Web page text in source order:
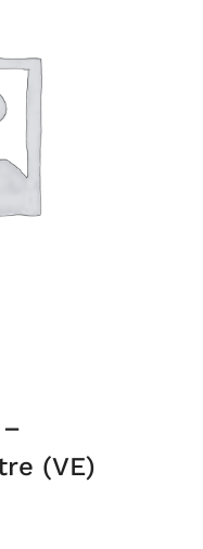
(VE)